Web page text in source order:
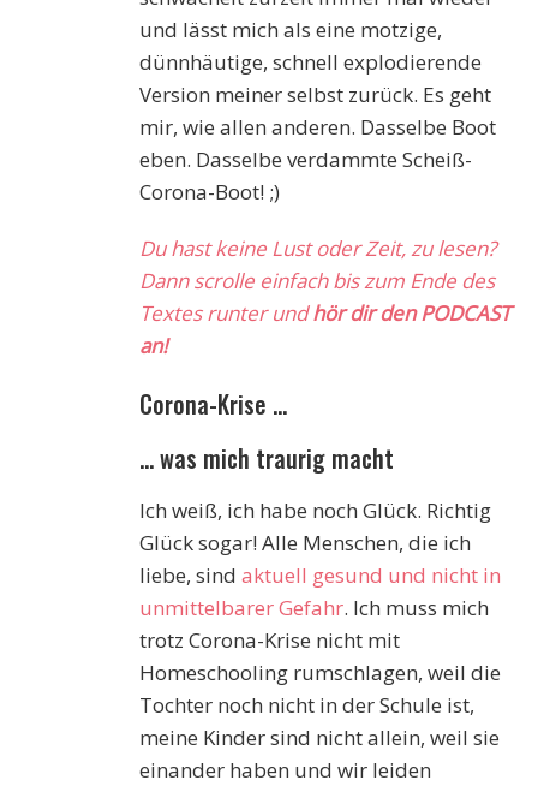
und lässt mich als eine motzige,
dünnhäutige, schnell explodierende
Version meiner selbst zurück. Es geht
mir, wie allen anderen. Dasselbe Boot
eben. Dasselbe verdammte Scheiß-
Corona-Boot! ;)
Du hast keine Lust oder Zeit, zu lesen?
Dann scrolle einfach bis zum Ende des
Textes runter undhör dir den PODCAST
an!
Corona-Krise …
… was mich traurig macht
Ich weiß, ich habe noch Glück. Richtig
Glück sogar! Alle Menschen, die ich
liebe, sindaktuell gesund und nicht in
unmittelbarer Gefahr. Ich muss mich
trotz Corona-Krise nicht mit
Homeschooling rumschlagen, weil die
Tochter noch nicht in der Schule ist,
meine Kinder sind nicht allein, weil sie
einander haben und wir leiden